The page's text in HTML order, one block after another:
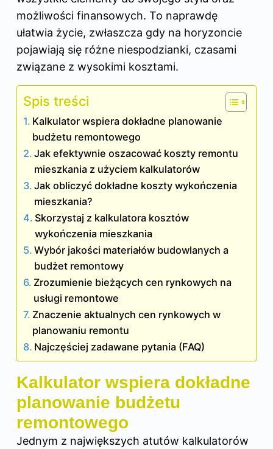
możliwości finansowych. To naprawdę
ułatwia życie, zwłaszcza gdy na horyzoncie
pojawiają się różne niespodzianki, czasami
związane z wysokimi kosztami.
Spis treści
Kalkulator wspiera dokładne planowanie
budżetu remontowego
Jak efektywnie oszacować koszty remontu
mieszkania z użyciem kalkulatorów
Jak obliczyć dokładne koszty wykończenia
mieszkania?
Skorzystaj z kalkulatora kosztów
wykończenia mieszkania
Wybór jakości materiałów budowlanych a
budżet remontowy
Zrozumienie bieżących cen rynkowych na
usługi remontowe
Znaczenie aktualnych cen rynkowych w
planowaniu remontu
Najczęściej zadawane pytania (FAQ)
Kalkulator wspiera dokładne
planowanie budżetu
remontowego
Jednym z największych atutów kalkulatorów